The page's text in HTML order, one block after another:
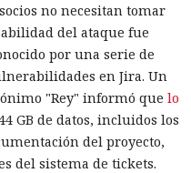
no necesitan tomar
del ataque fue
por una serie de
en Jira. Un
"Rey" informó que lo
GB de datos, incluidos los
del proyecto,
del sistema de tickets.